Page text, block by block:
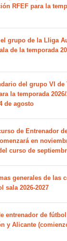
RFEF para la
grupo de la Lliga
de la temporada
del grupo VI de
la temporada
de agosto
de Entrenador
en
curso de
generales de las
sala 2026-2027
entrenador de
y Alicante